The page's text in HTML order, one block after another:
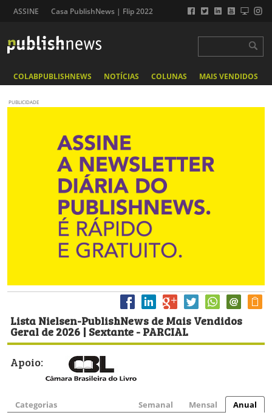
ASSINE Casa PublishNews | Flip 2022
COLABPUBLISHNEWS NOTÍCIAS COLUNAS MAIS VENDIDOS
PUBLICIDADE
Lista Nielsen-PublishNews de Mais Vendidos
Geral de 2026 | Sextante - PARCIAL
Apoio:
Categorias Semanal Mensal Anual